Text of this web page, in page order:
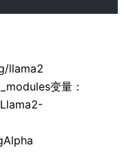
llama2
变量：